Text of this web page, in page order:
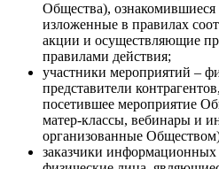
Общества),
изложенные в правилах
акции и осуществляющие
правилами действия;
участники мероприятий –
представители
посетившее мероприятие
матер-классы, вебинары и
организованные
заказчики